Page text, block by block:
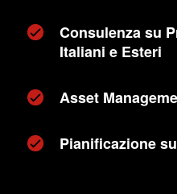
Consulenza su
Italiani e Esteri
Asset
Pianificazione